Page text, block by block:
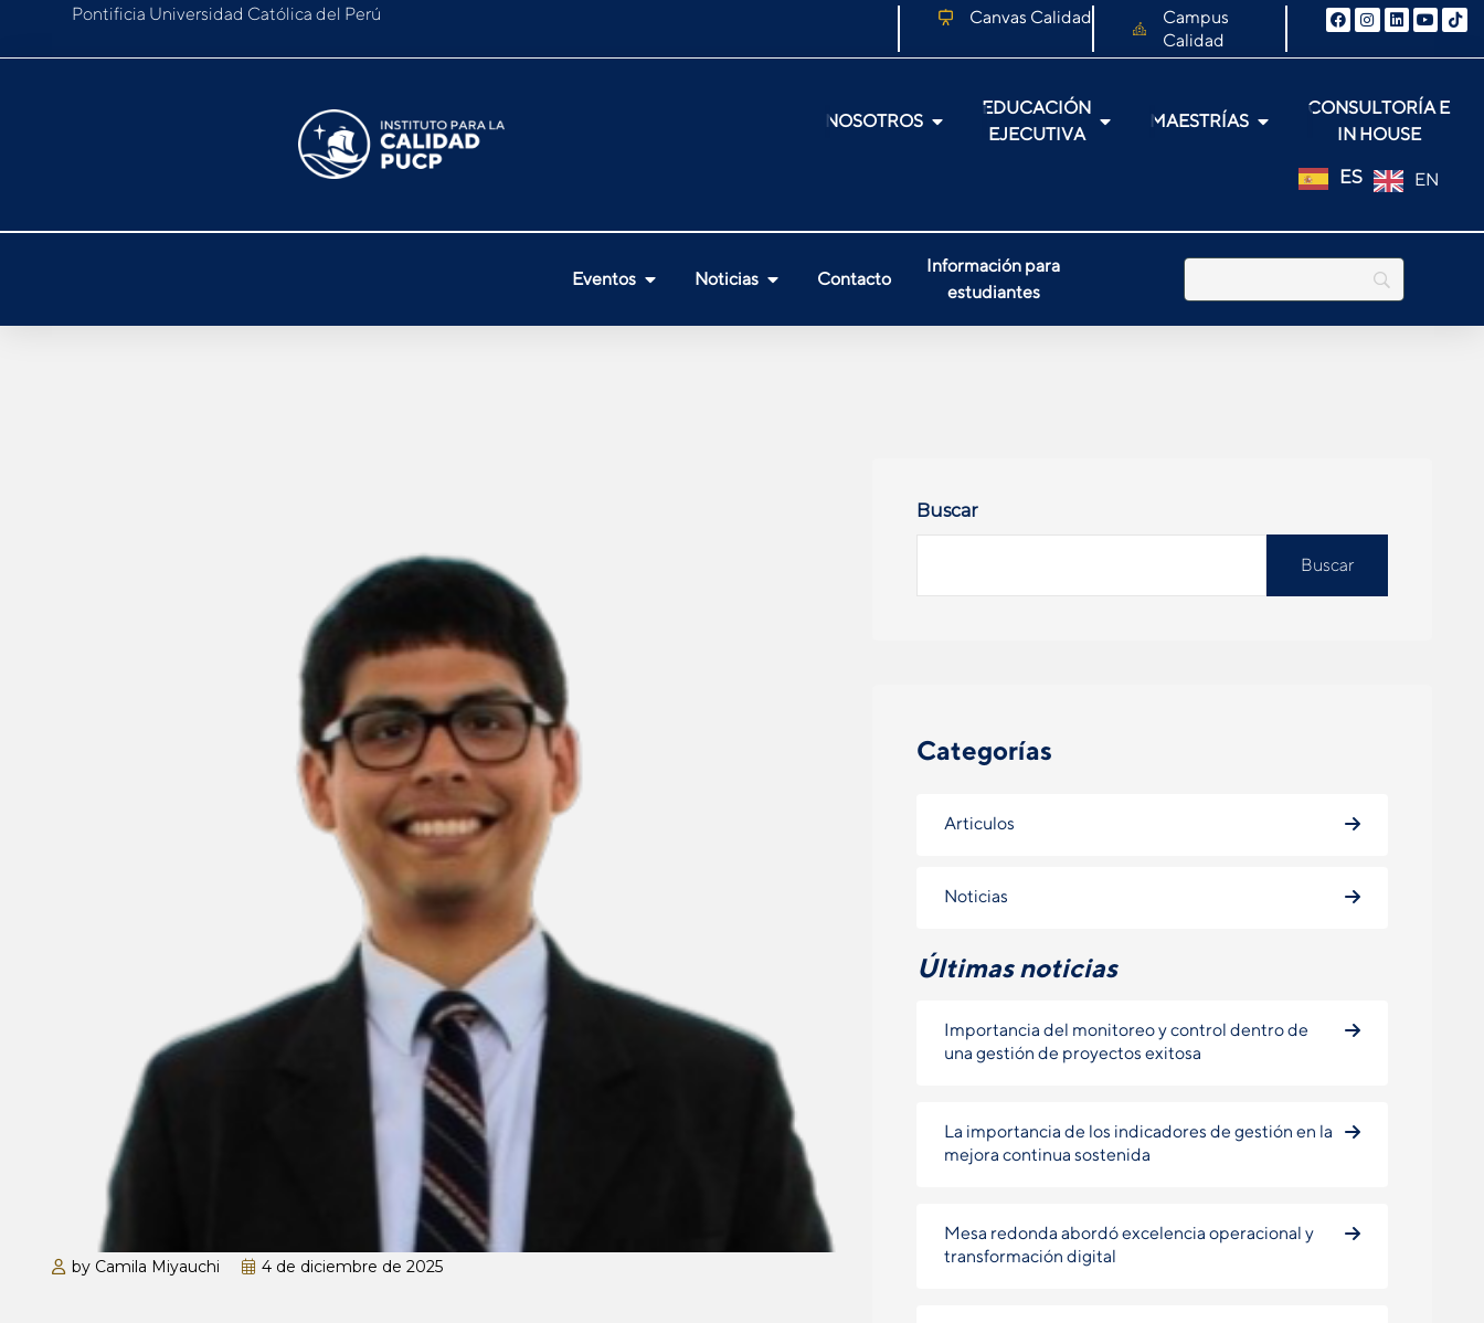
Pontificia Universidad Católica del Perú Canvas Calidad
Campus
Calidad
NOSOTROS
EDUCACIÓN
EJECUTIVA
MAESTRÍAS
CONSULTORÍA E
IN HOUSE
ES EN
Eventos Noticias Contacto
Información para
estudiantes
by Camila Miyauchi 4 de diciembre de 2025
Buscar
Buscar
Categorías
Articulos
Noticias
Últimas noticias
Importancia del monitoreo y control dentro de
una gestión de proyectos exitosa
La importancia de los indicadores de gestión en la
mejora continua sostenida
Mesa redonda abordó excelencia operacional y
transformación digital